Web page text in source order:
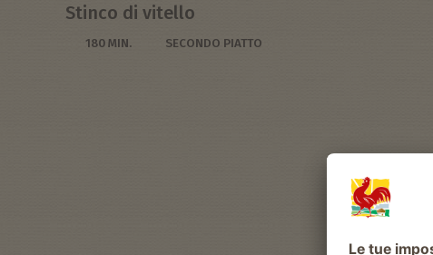
Stinco di vitello
180 MIN. SECONDO PIATTO